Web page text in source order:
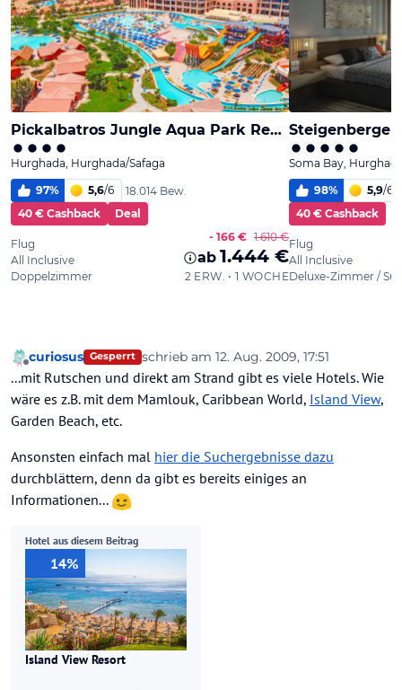
Offline
curiosus Gesperrt schrieb am 12. Aug. 2009, 17:51
zuletzt editiert von
...mit Rutschen und direkt am Strand gibt es viele Hotels. Wie
wäre es z.B. mit dem Mamlouk, Caribbean World, Island View,
Garden Beach, etc.
Ansonsten einfach mal hier die Suchergebnisse dazu
durchblättern, denn da gibt es bereits einiges an
Informationen...
Hotel aus diesem Beitrag
14%
Island View Resort